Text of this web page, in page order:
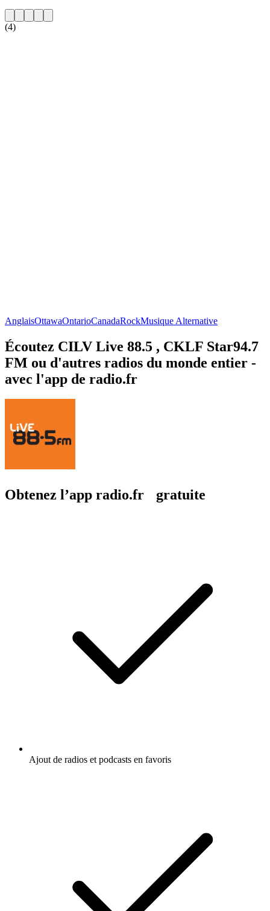
(4)
AnglaisOttawaOntarioCanadaRockMusique Alternative
Écoutez CILV Live 88.5 , CKLF Star94.7
FM ou d'autres radios du monde entier -
avec l'app de radio.fr
Obtenez l’app radio.fr gratuite
Ajout de radios et podcasts en favoris